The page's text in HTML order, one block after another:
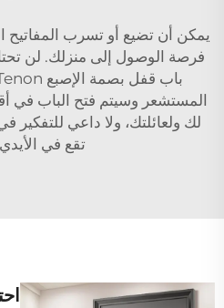
يمكن أن تضيع أو تسرب المفاتيح
فرصة الوصول إلى منزلك. لن
المستشعر وسيتم فتح الباب في
لك ولعائلتك، ولا داعي للتفكير
تقع في